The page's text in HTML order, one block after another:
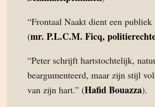
“Frontaal Naakt dient een publiek
(mr. P.L.C.M. Ficq,
“Peter schrijft hartstochtelijk,
beargumenteerd, maar zijn stijl
van zijn hart.” (Hafid Bouazza).